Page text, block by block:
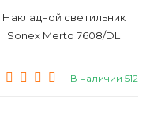
Накладной светильник
Sonex Merto 7608/DL
В наличии 512